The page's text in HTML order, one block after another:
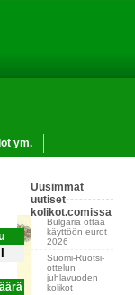
ym.
Uusimmat
uutiset
kolikot.comissa
Bulgaria ottaa
käyttöön eurot
2026
Suomi-Ruotsi-
ottelun
juhlavuoden
kolikot